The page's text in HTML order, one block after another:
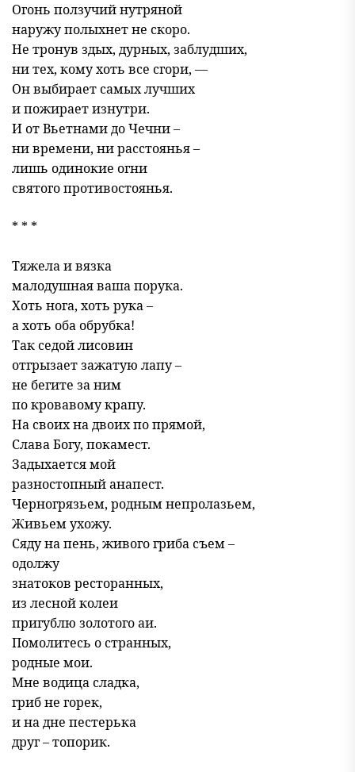
Огонь ползучий нутряной
наружу полыхнет не скоро.
Не тронув здых, дурных, заблудших,
ни тех, кому хоть все сгори, —
Он выбирает самых лучших
и пожирает изнутри.
И от Вьетнами до Чечни –
ни времени, ни расстоянья –
лишь одинокие огни
святого противостоянья.
* * *
Тяжела и вязка
малодушная ваша порука.
Хоть нога, хоть рука –
а хоть оба обрубка!
Так седой лисовин
отгрызает зажатую лапу –
не бегите за ним
по кровавому крапу.
На своих на двоих по прямой,
Слава Богу, покамест.
Задыхается мой
разностопный анапест.
Черногрязьем, родным непролазьем,
Живьем ухожу.
Сяду на пень, живого гриба съем –
одолжу
знатоков ресторанных,
из лесной колеи
пригублю золотого аи.
Помолитесь о странных,
родные мои.
Мне водица сладка,
гриб не горек,
и на дне пестерька
друг – топорик.